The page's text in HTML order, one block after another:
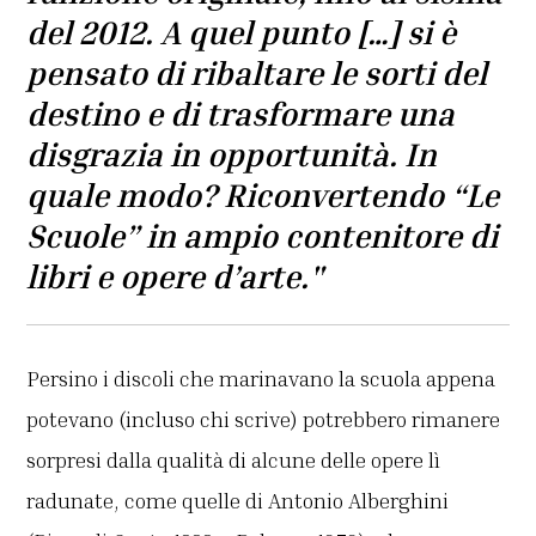
del 2012. A quel punto […] si è
pensato di ribaltare le sorti del
destino e di trasformare una
disgrazia in opportunità. In
quale modo? Riconvertendo “Le
Scuole” in ampio contenitore di
libri e opere d’arte."
Persino i discoli che marinavano la scuola appena
potevano (incluso chi scrive) potrebbero rimanere
sorpresi dalla qualità di alcune delle opere lì
radunate, come quelle di Antonio Alberghini